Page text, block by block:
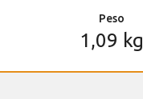
Peso
1,09 kg